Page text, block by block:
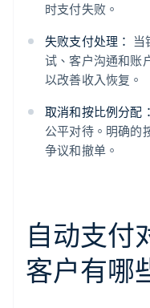
时支付失败。
失败支付处理： 当
试、客户沟通和账
以改善收入恢复。
取消和按比例分配：
公平对待。明确的
争议和撤单。
自动支付
客户有哪